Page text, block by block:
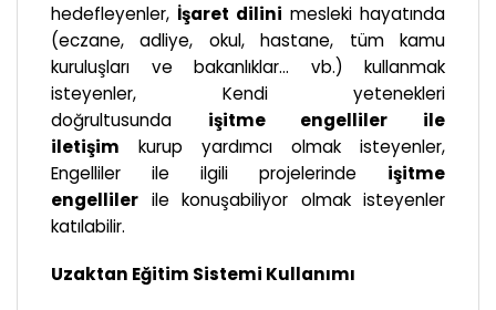
hedefleyenler, İşaret dilini mesleki hayatında
(eczane, adliye, okul, hastane, tüm kamu
kuruluşları ve bakanlıklar… vb.) kullanmak
isteyenler, Kendi yetenekleri
doğrultusunda işitme engelliler ile
iletişim kurup yardımcı olmak isteyenler,
Engelliler ile ilgili projelerinde işitme
engelliler ile konuşabiliyor olmak isteyenler
katılabilir.
Uzaktan Eğitim Sistemi Kullanımı